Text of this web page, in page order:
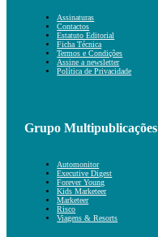
Assinaturas
Contactos
Estatuto Editorial
Ficha Técnica
Termos e Condições
Assine a newsletter
Política de Privacidade
Grupo Multipublicações
Automonitor
Executive Digest
Forever Young
Kids Marketeer
Marketeer
Risco
Viagens & Resorts